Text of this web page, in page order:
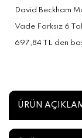
David Beckham
Vade Farksız 6
697,84 TL den
ÜRÜN